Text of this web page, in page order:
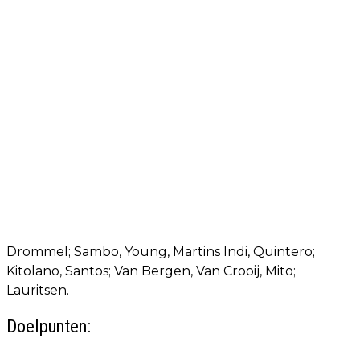
Drommel; Sambo, Young, Martins Indi, Quintero;
Kitolano, Santos; Van Bergen, Van Crooij, Mito;
Lauritsen.
Doelpunten: